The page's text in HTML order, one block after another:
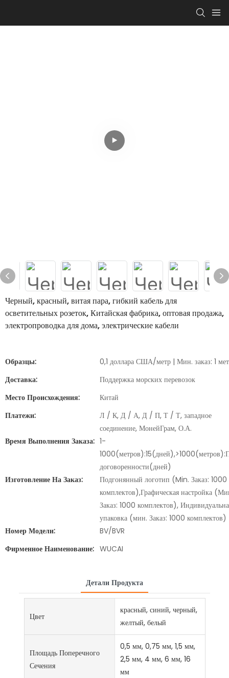
Черный, красный, витая пара, гибкий кабель для
осветительных розеток, Китайская фабрика, оптовая продажа,
электропроводка для дома, электрические кабели
Образцы:
0,1 доллара США/метр | Мин. заказ: 1
Доставка:
Поддержка морских перевозок
Место Происхождения:
Китай
Платежи:
Л / К, Д / А, Д / П, Т / Т, западное
соединение, МонейГрам, О.А.
Время Выполнения Заказа: 1-
договоренности(дней)
Изготовление На Заказ:
Подгонянный логотип (Min. Заказ: 1000
комплектов),Графическая настройка
Заказ: 1000 комплектов),
упаковка (мин. Заказ: 1000 комплектов)
Номер Модели:
BV/BVR
Фирменное Наименование: WUCAI
Детали Продукта
Цвет
красный, синий, черный,
желтый, белый
Площадь Поперечного
Сечения
0,5 мм, 0,75 мм, 1,5 мм,
2,5 мм, 4 мм, 6 мм, 16
мм